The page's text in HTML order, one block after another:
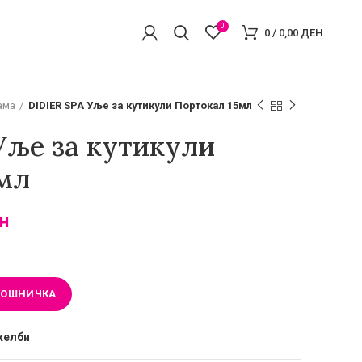
0
0 / 0,00 ДЕН
DIDIER SPA Уље за кутикули Портокал 15мл
за кутикули